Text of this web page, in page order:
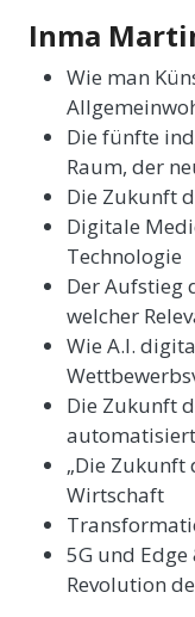
Inma
Wie man
Die fünfte
Raum, der
Die Zukunft
Digitale
Technologie
Der Aufstieg
welcher
Wie A.I.
Die Zukunft
„Die Zukunft
Wirtschaft
5G und
Revolution